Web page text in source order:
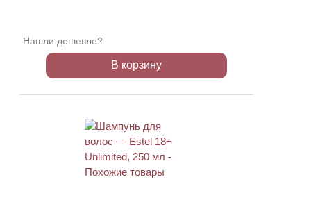
Нашли дешевле?
В корзину